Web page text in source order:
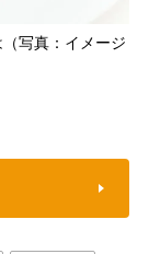
写真：イメージ